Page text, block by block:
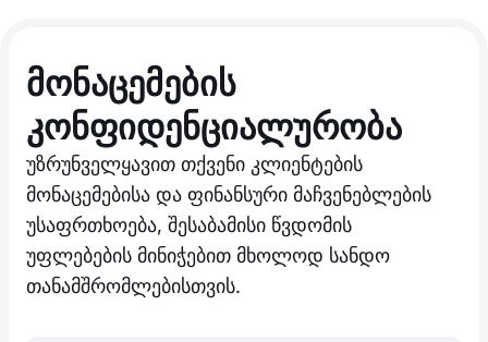
მონაცემების
კონფიდენციალურობა
უზრუნველყავით თქვენი კლიენტების
მონაცემებისა და ფინანსური მაჩვენებლების
უსაფრთხოება, შესაბამისი წვდომის
უფლებების მინიჭებით მხოლოდ სანდო
თანამშრომლებისთვის.